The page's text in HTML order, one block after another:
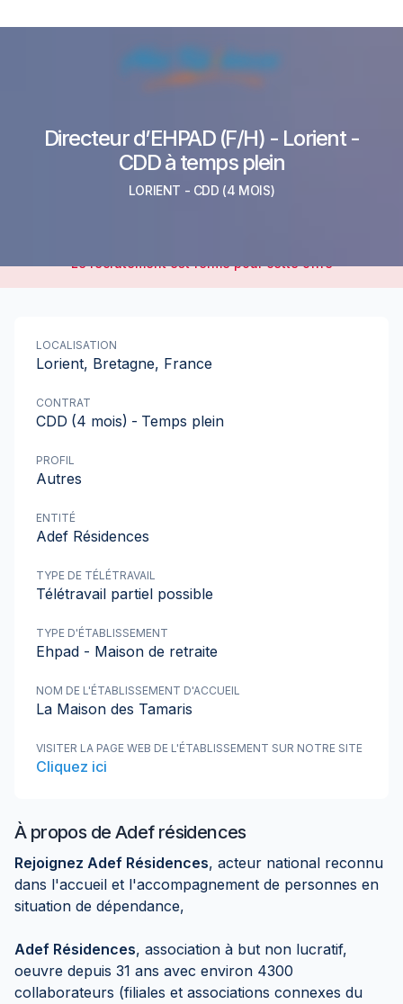
Directeur d’EHPAD (F/H) - Lorient -
CDD à temps plein
LORIENT - CDD (4 MOIS)
Le recrutement est fermé pour cette offre
À propos de Adef résidences
Rejoignez Adef Résidences, acteur national reconnu
dans l'accueil et l'accompagnement de personnes en
situation de dépendance,
Adef Résidences, association à but non lucratif,
oeuvre depuis 31 ans avec environ 4300
collaborateurs (filiales et associations connexes du
LOCALISATION
Lorient, Bretagne, France
CONTRAT
CDD (4 mois) - Temps plein
PROFIL
Autres
ENTITÉ
Adef Résidences
TYPE DE TÉLÉTRAVAIL
Télétravail partiel possible
TYPE D'ÉTABLISSEMENT
Ehpad - Maison de retraite
NOM DE L'ÉTABLISSEMENT D'ACCUEIL
La Maison des Tamaris
VISITER LA PAGE WEB DE L'ÉTABLISSEMENT SUR NOTRE SITE
Cliquez ici